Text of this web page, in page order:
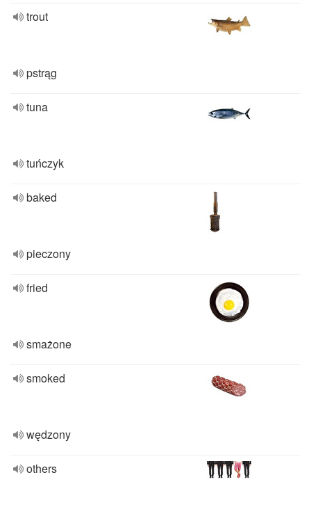
trout
pstrąg
tuna
tuńczyk
baked
pieczony
fried
smażone
smoked
wędzony
others